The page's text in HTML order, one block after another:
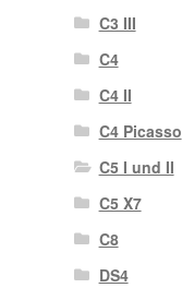
C3 III
C4
C4 II
C4 Picasso
C5 I und II
C5 X7
C8
DS4